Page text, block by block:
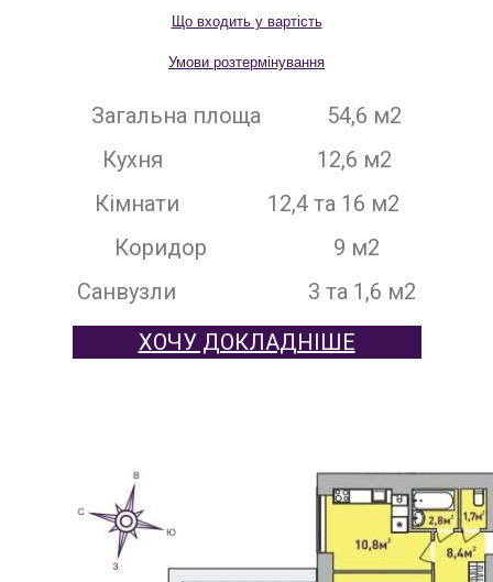
Що входить у вартість
Умови розтермінування
Загальна площа 54,6 м2
Кухня 12,6 м2
Кімнати 12,4 та 16 м2
Коридор 9 м2
Санвузли 3 та 1,6 м2
ХОЧУ ДОКЛАДНІШЕ